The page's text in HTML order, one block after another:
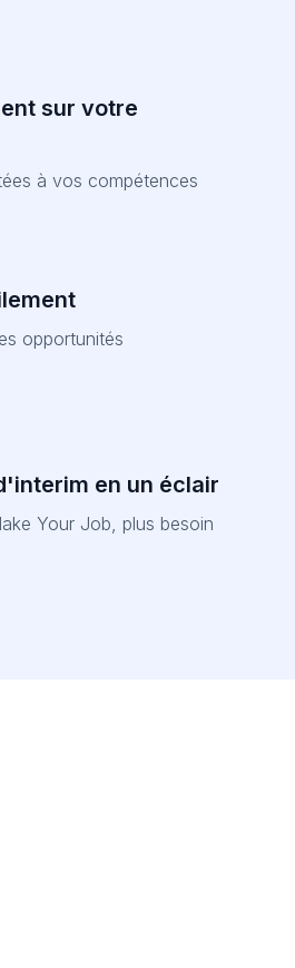
sur votre
à vos compétences
opportunités
en un éclair
Your Job, plus besoin